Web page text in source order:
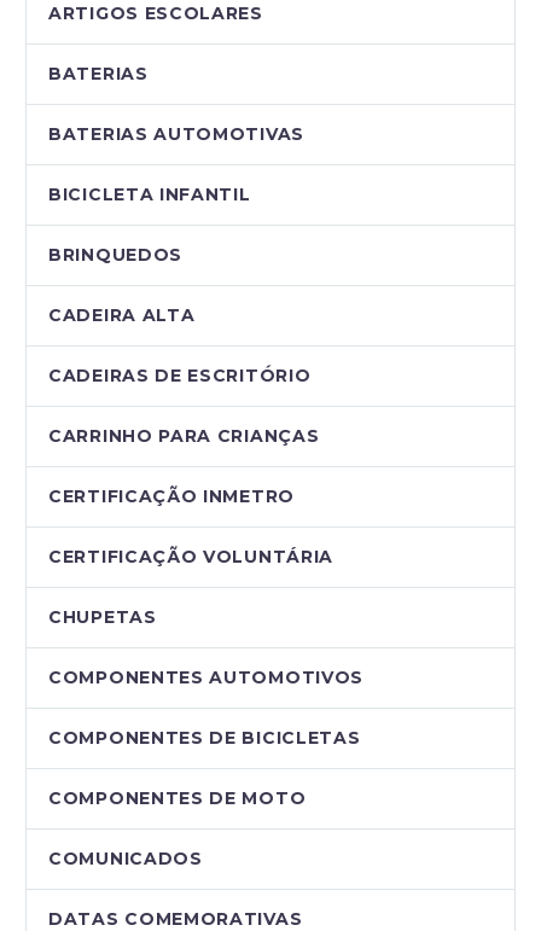
ARTIGOS ESCOLARES
BATERIAS
BATERIAS AUTOMOTIVAS
BICICLETA INFANTIL
BRINQUEDOS
CADEIRA ALTA
CADEIRAS DE ESCRITÓRIO
CARRINHO PARA CRIANÇAS
CERTIFICAÇÃO INMETRO
CERTIFICAÇÃO VOLUNTÁRIA
CHUPETAS
COMPONENTES AUTOMOTIVOS
COMPONENTES DE BICICLETAS
COMPONENTES DE MOTO
COMUNICADOS
DATAS COMEMORATIVAS